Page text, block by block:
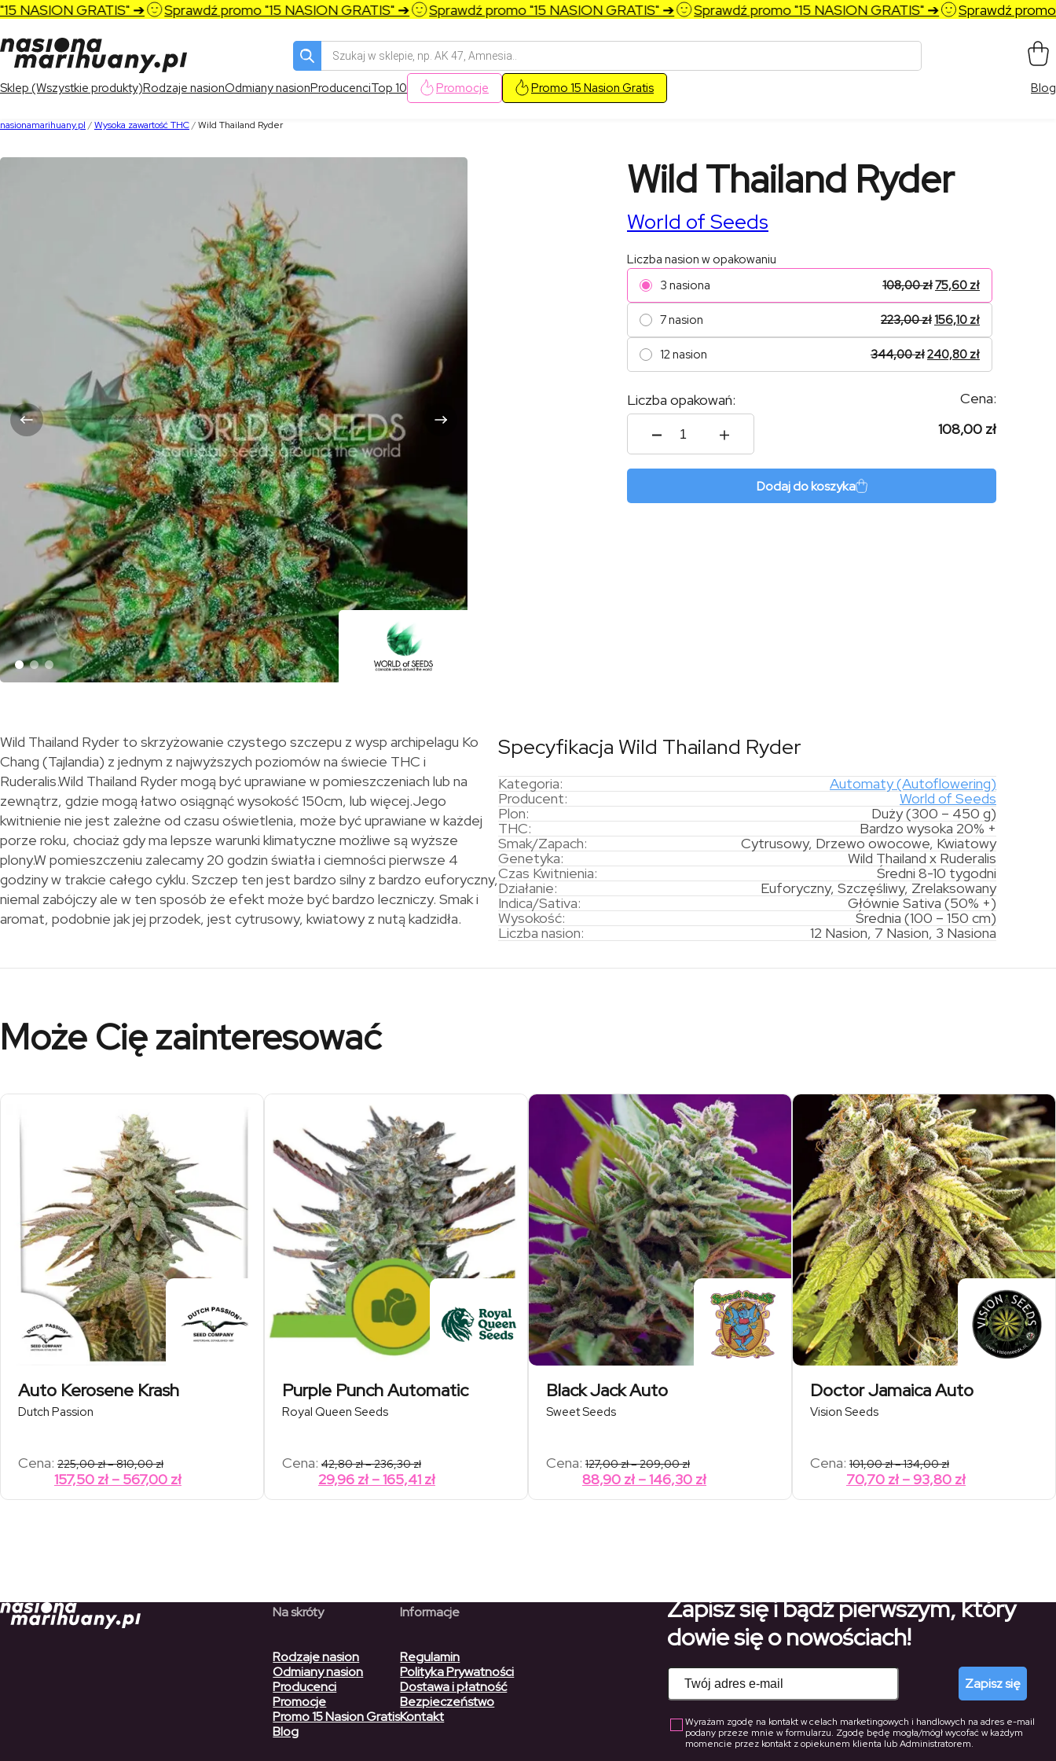
NASION GRATIS" ➔ Sprawdź promo "15 NASION GRATIS" ➔ Sprawdź promo "15 NASION GRATIS" ➔ Sprawdź promo "15 NASION GRATIS" ➔ Sprawdź promo
Wyszukiwarka
produktów
Sklep (Wszystkie produkty)Rodzaje nasionOdmiany nasionProducenciTop 10 Promocje Promo 15 Nasion Gratis Blog
nasionamarihuany.pl /Wysoka zawartość THC/Wild Thailand Ryder
Wild Thailand Ryder
World of Seeds
Liczba nasion w opakowaniu
3 nasiona
108,00zł75,60 zł
7 nasion 223,00zł156,10 zł
12 nasion 344,00zł240,80 zł
Liczba opakowań:
ilość
Wild
Thailand
Cena:
108,00 zł
Dodaj do koszyka
Specyfikacja Wild Thailand Ryder
Kategoria:
Automaty (Autoflowering)
Producent:
World of Seeds
Plon:
Duży (300 – 450 g)
THC:
Bardzo wysoka 20% +
Smak/Zapach:
Cytrusowy, Drzewo owocowe, Kwiatowy
Genetyka:
Wild Thailand x Ruderalis
Czas Kwitnienia:
Średni 8-10 tygodni
Działanie:
Euforyczny, Szczęśliwy, Zrelaksowany
Indica/Sativa:
Głównie Sativa (50% +)
Wysokość:
Średnia (100 – 150 cm)
Liczba nasion:
12 Nasion, 7 Nasion, 3 Nasiona
Wild Thailand Ryder to skrzyżowanie czystego szczepu z wysp archipelagu Ko
Chang (Tajlandia) z jednym z najwyższych poziomów na świecie THC i
Ruderalis.Wild Thailand Ryder mogą być uprawiane w pomieszczeniach lub na
zewnątrz, gdzie mogą łatwo osiągnąć wysokość 150cm, lub więcej.Jego
kwitnienie nie jest zależne od czasu oświetlenia, może być uprawiane w każdej
porze roku, chociaż gdy ma lepsze warunki klimatyczne możliwe są wyższe
plony.W pomieszczeniu zalecamy 20 godzin światła i ciemności pierwsze 4
godziny w trakcie całego cyklu. Szczep ten jest bardzo silny z bardzo euforyczny,
niemal zabójczy ale w ten sposób że efekt może być bardzo leczniczy. Smak i
aromat, podobnie jak jej przodek, jest cytrusowy, kwiatowy z nutą kadzidła.
Może Cię zainteresować
Auto Kerosene Krash
Dutch Passion
Cena: 225,00zł–810,00złZakres
cen:
od
225,00 zł
157,50 zł – 567,00 złZakres
cen:
Purple Punch Automatic
Royal Queen Seeds
Cena: 42,80zł–236,30złZakres
cen:
od
42,80 zł
29,96 zł –165,41 złZakres
cen:
Black Jack Auto
Sweet Seeds
Cena: 127,00zł–209,00złZakres
cen:
od
127,00 zł
88,90 zł –146,30 złZakres
cen:
Doctor Jamaica Auto
Vision Seeds
Cena: 101,00zł–134,00złZakres
cen:
od
101,00 zł
70,70 zł –93,80 złZakres
cen:
Zapisz się i bądź pierwszym, który
dowie się o nowościach!
Wyrażam zgodę na kontakt w celach marketingowych i handlowych na adres e-mail
podany przeze mnie w formularzu. Zgodę będę mogła/mógł wycofać w każdym
momencie przez kontakt z opiekunem klienta lub Administratorem.
Zapisz się
Na skróty
Rodzaje nasion
Odmiany nasion
Producenci
Promocje
Promo 15 Nasion Gratis
Blog
Informacje
Regulamin
Polityka Prywatności
Dostawa i płatność
Bezpieczeństwo
Kontakt